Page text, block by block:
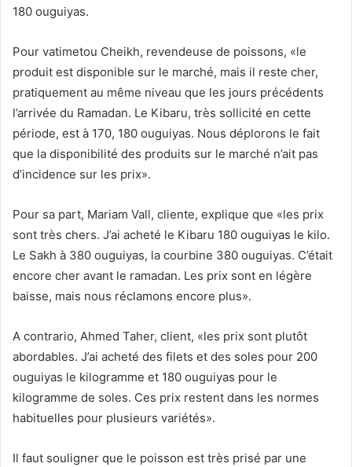
180 ouguiyas.
Pour vatimetou Cheikh, revendeuse de poissons, «le
produit est disponible sur le marché, mais il reste cher,
pratiquement au même niveau que les jours précédents
l’arrivée du Ramadan. Le Kibaru, très sollicité en cette
période, est à 170, 180 ouguiyas. Nous déplorons le fait
que la disponibilité des produits sur le marché n’ait pas
d’incidence sur les prix».
Pour sa part, Mariam Vall, cliente, explique que «les prix
sont très chers. J’ai acheté le Kibaru 180 ouguiyas le kilo.
Le Sakh à 380 ouguiyas, la courbine 380 ouguiyas. C’était
encore cher avant le ramadan. Les prix sont en légère
baisse, mais nous réclamons encore plus».
A contrario, Ahmed Taher, client, «les prix sont plutôt
abordables. J’ai acheté des filets et des soles pour 200
ouguiyas le kilogramme et 180 ouguiyas pour le
kilogramme de soles. Ces prix restent dans les normes
habituelles pour plusieurs variétés».
Il faut souligner que le poisson est très prisé par une